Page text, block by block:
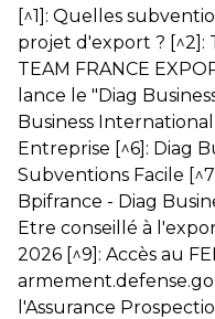
[^1]: Quelles
projet d'export ? [^2]:
TEAM FRANCE
lance le "Diag
Business
Entreprise [^6]: Diag
Subventions Facile
Bpifrance - Diag
Etre conseillé à
2026 [^9]: Accès au
l'Assurance